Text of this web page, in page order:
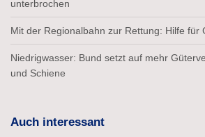
unterbrochen
Mit der Regionalbahn zur Rettung: Hilfe für
Niedrigwasser: Bund setzt auf mehr
und Schiene
Auch interessant